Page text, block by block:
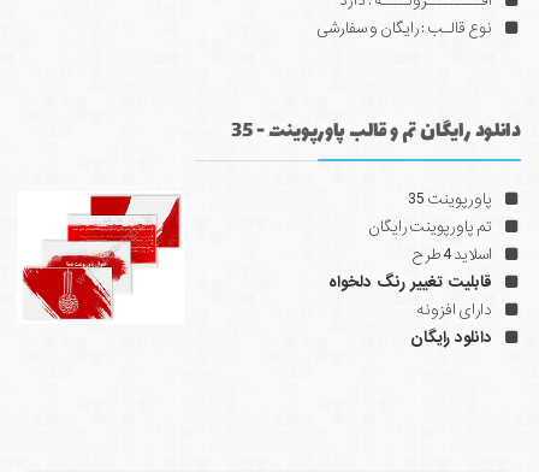
نوع قالـب : رایگان و سفارشی
دانلود رایگان تم و قالب پاورپوینت - 35
پاورپوینت 35
تم پاورپوینت رایگان
اسلاید 4 طرح
قابلیت تغییر رنگ دلخواه
دارای افزونه
دانلود رایگان